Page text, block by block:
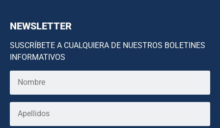
NEWSLETTER
SUSCRÍBETE A CUALQUIERA DE NUESTROS BOLETINES
INFORMATIVOS